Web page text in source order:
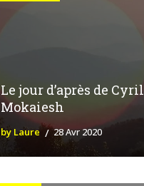
Le jour d’après de Cyril
Mokaiesh
by Laure 28 Avr 2020